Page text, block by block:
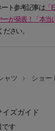
ート参考記事は「
ーが発表！「本当
ださい。
ャツ ショー
イズガイド
です